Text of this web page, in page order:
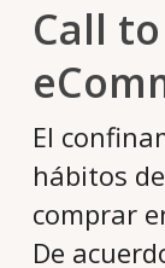
Call
El
hábitos
comprar
De